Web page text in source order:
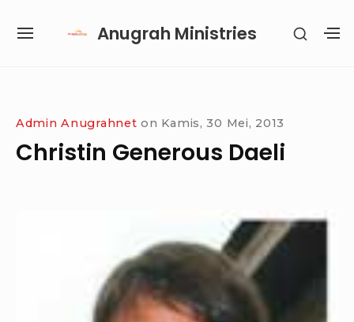
Anugrah Ministries
SITE
SHOW
Admin Anugrahnet on Kamis, 30 Mei, 2013
Christin Generous Daeli